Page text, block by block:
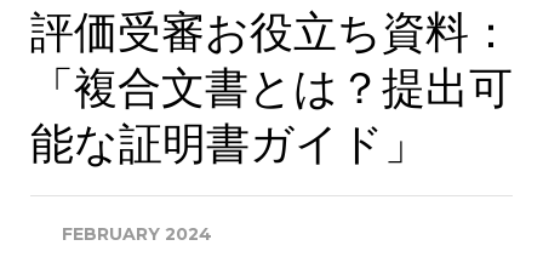
評価受審お役立ち資料：
「複合文書とは？提出可
能な証明書ガイド」
FEBRUARY 2024